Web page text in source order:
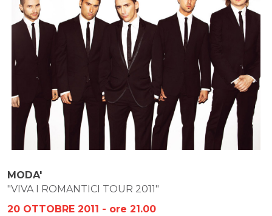
MODA'
"VIVA I ROMANTICI TOUR 2011"
20 OTTOBRE 2011 - ore 21.00